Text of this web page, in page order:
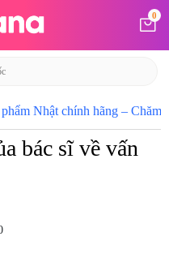
0
Nhật chính hãng – Chăm
bác sĩ về vấn